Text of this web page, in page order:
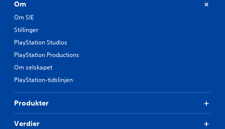
Om
Om SIE
Stillinger
PlayStation Studios
PlayStation Productions
Om selskapet
PlayStation-tidslinjen
Produkter
Verdier